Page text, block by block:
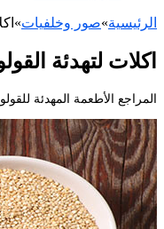
الرئيسية»صور وخلفيات»
اكلات لتهدئة
المراجع الأطعمة المهدئة